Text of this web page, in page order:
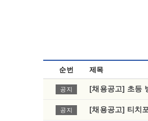
순번 제목
공지 [채용공고] 초등
공지 [채용공고] 티치